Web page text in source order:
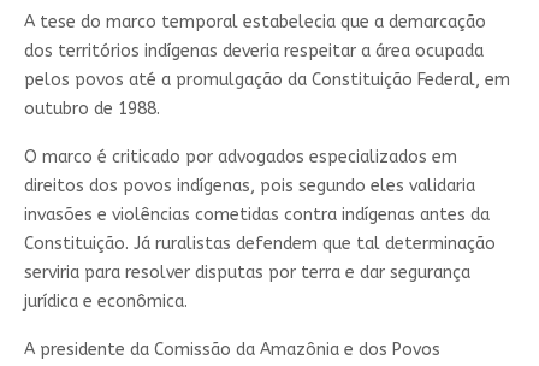
A tese do marco temporal estabelecia que a demarcação
dos territórios indígenas deveria respeitar a área ocupada
pelos povos até a promulgação da Constituição Federal, em
outubro de 1988.
O marco é criticado por advogados especializados em
direitos dos povos indígenas, pois segundo eles validaria
invasões e violências cometidas contra indígenas antes da
Constituição. Já ruralistas defendem que tal determinação
serviria para resolver disputas por terra e dar segurança
jurídica e econômica.
A presidente da Comissão da Amazônia e dos Povos